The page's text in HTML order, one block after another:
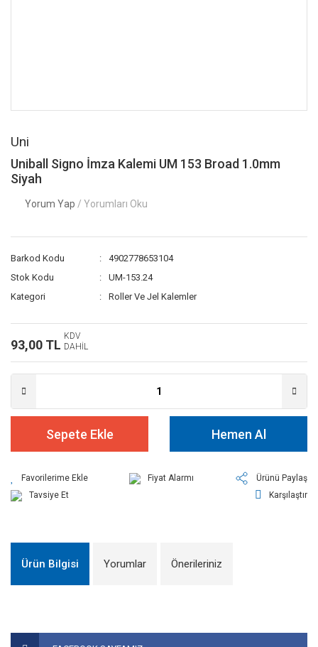
Uni
Uniball Signo İmza Kalemi UM 153 Broad 1.0mm
Siyah
Yorum Yap / Yorumları Oku
Barkod Kodu
4902778653104
Stok Kodu
UM-153.24
Kategori
Roller Ve Jel Kalemler
93,00 TL
KDV
DAHİL
Sepete Ekle Hemen Al
Fiyat Alarmı
Ürünü Paylaş
Tavsiye Et
Karşılaştır
Ürün Bilgisi Yorumlar Önerileriniz